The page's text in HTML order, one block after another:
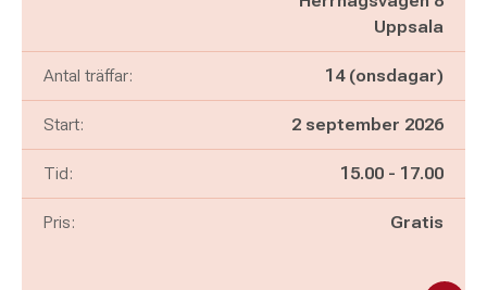
Uppsala
Antal träffar: 14 (onsdagar)
Start: 2 september 2026
Tid: Pågår mellan
15.00 - och
17.00
Pris: Gratis